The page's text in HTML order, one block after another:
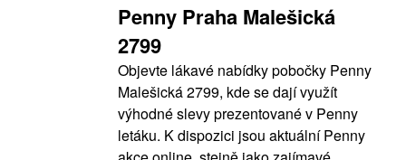
Penny Praha Malešická
2799
Objevte lákavé nabídky pobočky Penny
Malešická 2799, kde se dají využít
výhodné slevy prezentované v Penny
letáku. K dispozici jsou aktuální Penny